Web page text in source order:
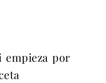
empieza por